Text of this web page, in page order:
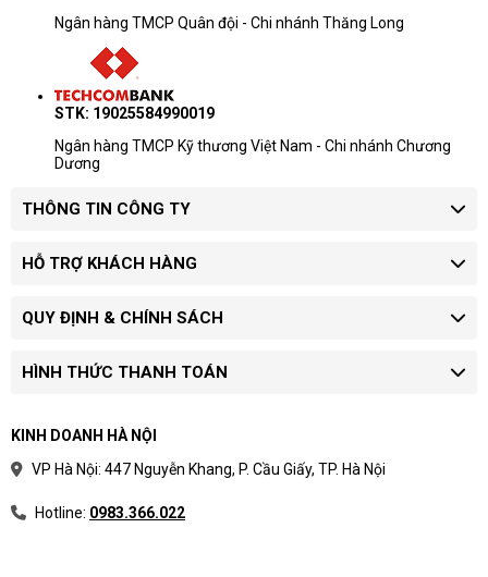
Ngân hàng TMCP Quân đội - Chi nhánh Thăng Long
STK: 19025584990019
Ngân hàng TMCP Kỹ thương Việt Nam - Chi nhánh Chương
Dương
THÔNG TIN CÔNG TY
HỖ TRỢ KHÁCH HÀNG
QUY ĐỊNH & CHÍNH SÁCH
HÌNH THỨC THANH TOÁN
KINH DOANH HÀ NỘI
VP Hà Nội: 447 Nguyễn Khang, P. Cầu Giấy, TP. Hà Nội
Hotline: 0983.366.022